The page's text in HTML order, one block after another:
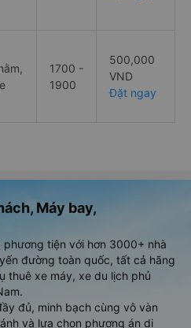
1700 -
1900
500,000
VND
Đặt ngay
Máy bay,
tiện với hơn 3000+ nhà
đường toàn quốc, tất cả hãng
thuê xe máy, xe du lịch phủ
đủ, minh bạch cùng vô vàn
và lựa chọn phương án di